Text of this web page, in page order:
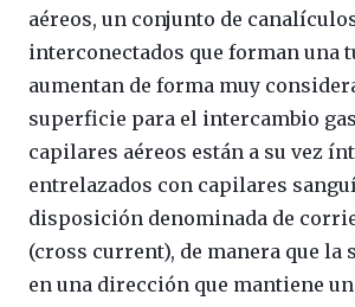
aéreos, un conjunto de
interconectados que forman una
aumentan de forma muy
superficie para el intercambio
capilares aéreos están a su vez
entrelazados con capilares
disposición denominada de
(cross current), de manera que la
en una dirección que mantiene